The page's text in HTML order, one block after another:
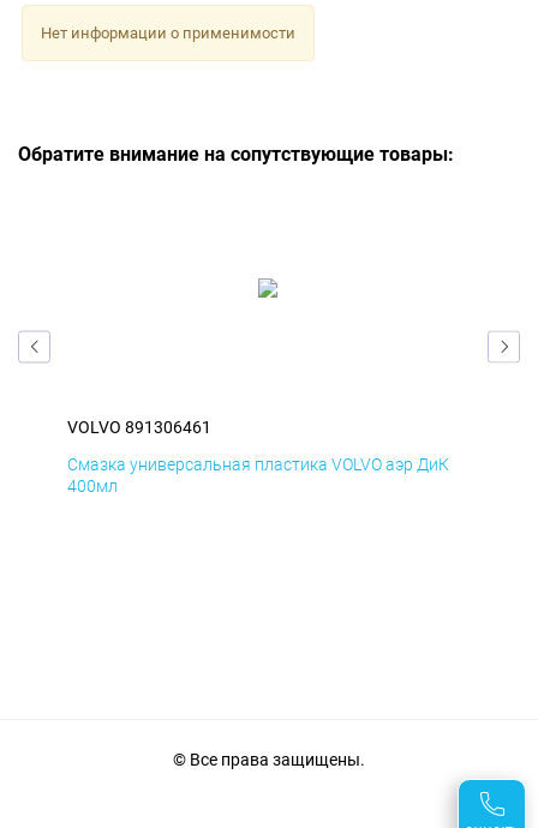
Нет информации о применимости
Обратите внимание на сопутствующие товары:
VOLVO 891306461
Смазка универсальная пластика VOLVO аэр ДиК
400мл
© Все права защищены.